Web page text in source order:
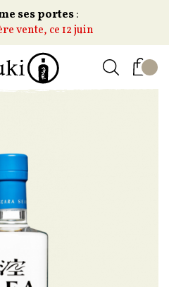
ses portes:
vente, ce 12 juin